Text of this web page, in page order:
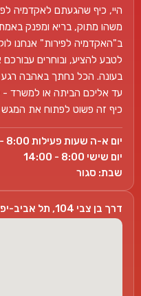
היי, כיף שהגעתם לאקדמיה
משהו מתוק, בריא ומפנק
ב"האקדמיה לפירות" אנחנו
לטבע להציע, ובוחרים עבורכם
בעונה. הכל נחתך באהבה רגע
עד אליכם הביתה או למשרד -
כיף זה פשוט לפתוח את המגש
יום א-ה שעות פעילות 8:00 - 20:00
יום שישי 8:00 - 14:00
שבת: סגור
דרך בן צבי 104, תל אביב-יפו